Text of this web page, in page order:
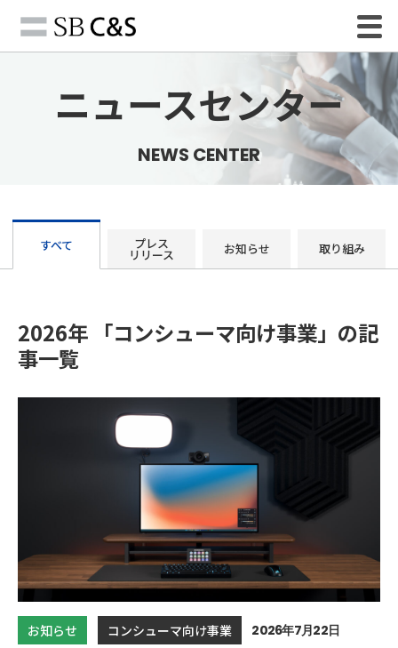
ニュースセンター
NEWS CENTER
すべて プレス
リリース お知らせ 取り組み
2026年 「コンシューマ向け事業」の記
事一覧
お知らせ コンシューマ向け事業 2026年7月22日